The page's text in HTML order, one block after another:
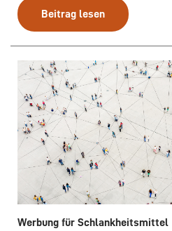
Beitrag lesen
Werbung für Schlankheitsmittel